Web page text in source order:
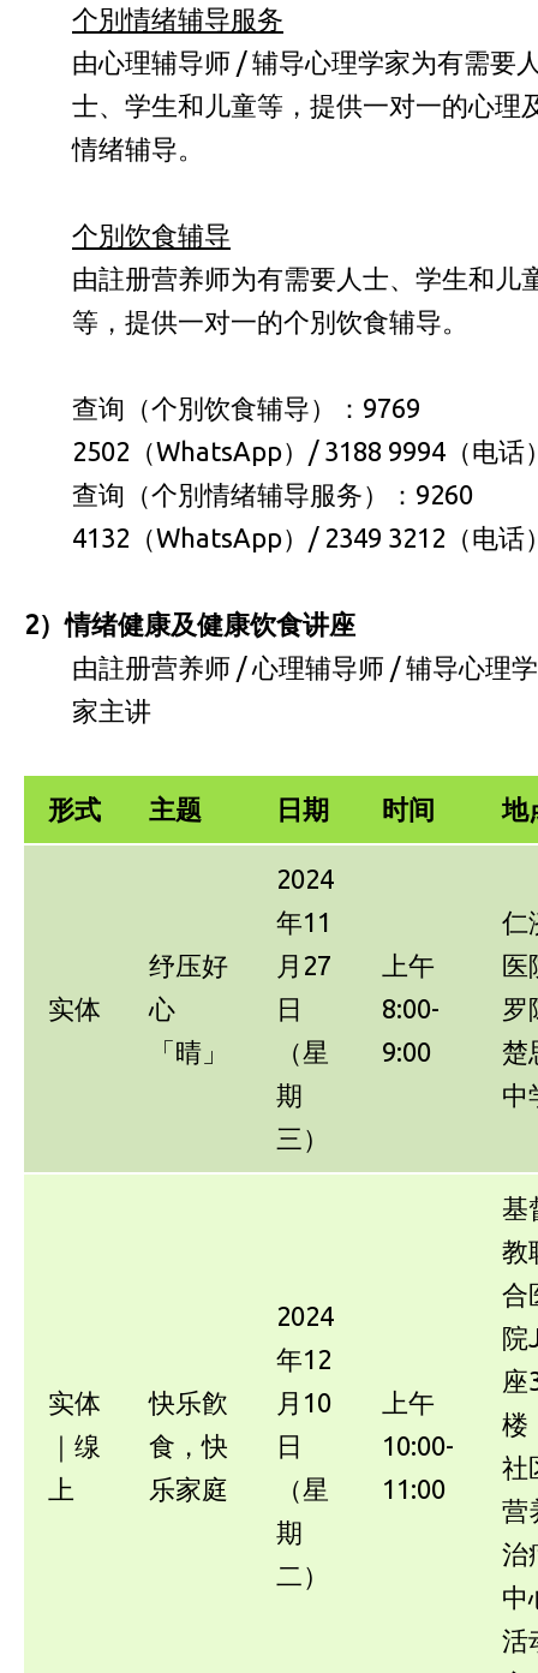
个別情绪辅导服务
由心理辅导师 / 辅导心理学家为有需要
士、学生和儿童等，提供一对一的心理
情绪辅导。
个別饮食辅导
由註册营养师为有需要人士、学生和儿
等，提供一对一的个別饮食辅导。
查询（个別饮食辅导）：9769
2502（WhatsApp）/ 3188 9994（电话
查询（个別情绪辅导服务）：9260
4132（WhatsApp）/ 2349 3212（电话
2）情绪健康及健康饮食讲座
由註册营养师 / 心理辅导师 / 辅导心理学
家主讲
形式 主题 日期 时间 地
实体
纾压好
心
「晴」
2024
年11
月27
日
（星
期
三）
上午
8:00-
9:00
仁
医
罗
楚
中
实体
｜缐
上
快乐飮
食，快
乐家庭
2024
年12
月10
日
（星
期
二）
上午
10:00-
11:00
基
教
合
院
座
楼
社
营
治
中
活